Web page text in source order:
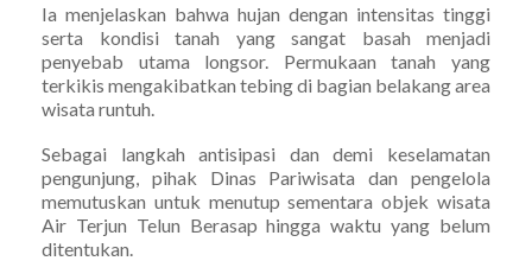
Ia menjelaskan bahwa hujan dengan intensitas tinggi
serta kondisi tanah yang sangat basah menjadi
penyebab utama longsor. Permukaan tanah yang
terkikis mengakibatkan tebing di bagian belakang area
wisata runtuh.
Sebagai langkah antisipasi dan demi keselamatan
pengunjung, pihak Dinas Pariwisata dan pengelola
memutuskan untuk menutup sementara objek wisata
Air Terjun Telun Berasap hingga waktu yang belum
ditentukan.